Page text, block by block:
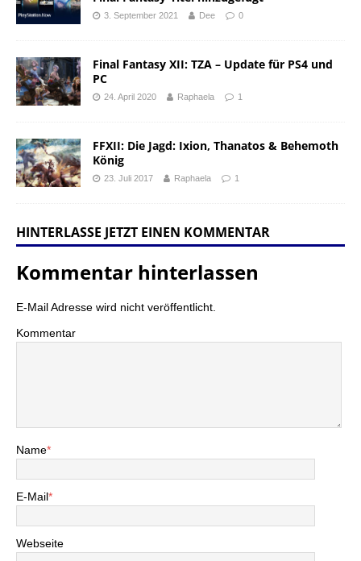
3. September 2021 Dee 0
Final Fantasy XII: TZA – Update für PS4 und
PC
24. April 2020 Raphaela 1
FFXII: Die Jagd: Ixion, Thanatos & Behemoth
König
23. Juli 2017 Raphaela 1
HINTERLASSE JETZT EINEN KOMMENTAR
Kommentar hinterlassen
E-Mail Adresse wird nicht veröffentlicht.
Kommentar
Name*
E-Mail*
Webseite